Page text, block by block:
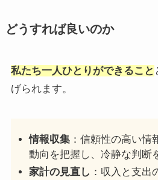
どうすれば良いのか
私たち一人ひとりができること
げられます。​
情報収集：​信頼性の高い情
動向を把握し、冷静な判断
家計の見直し ：​収入と支出